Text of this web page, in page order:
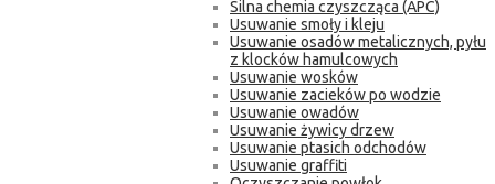
Silna chemia czyszcząca (APC)
Usuwanie smoły i kleju
Usuwanie osadów metalicznych, pyłu
z klocków hamulcowych
Usuwanie wosków
Usuwanie zacieków po wodzie
Usuwanie owadów
Usuwanie żywicy drzew
Usuwanie ptasich odchodów
Usuwanie graffiti